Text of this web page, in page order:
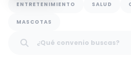
ENTRETENIMIENTO SALUD
MASCOTAS
Buscar convenios